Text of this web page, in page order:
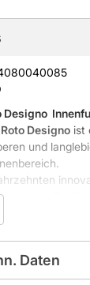
Designo 
Designo ist
und
aus Bad
Daten